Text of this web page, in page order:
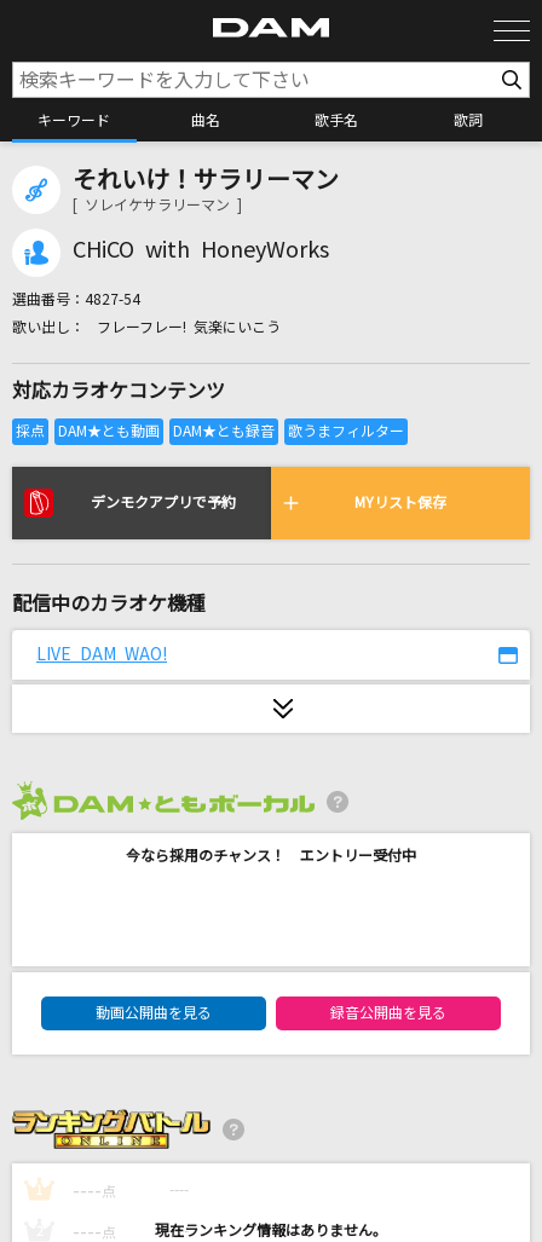
キーワード 曲名 歌手名 歌詞
カラオケ検索
カラオケ店舗検索
全国りれき
リアルタイムで歌われている曲の一覧
[生音]女の荒波
劇薬中毒
紅(KURENAI)
Creepy Nuts
PRIDE
それいけ！サラリーマン
[ ソレイケサラリーマン ]
CHiCO with HoneyWorks
選曲番号： 4827-54
フレーフレー! 気楽にいこう
対応カラオケコンテンツ
デンモクアプリで予約 MYリスト保存
配信中のカラオケ機種
LIVE DAM WAO!
今なら採用のチャンス！ エントリー受付中
DAM★ともボーカルエントリーランキング
動画公開曲を見る
録音公開曲を見る
1 ---- 点 ----
---- 点 ----